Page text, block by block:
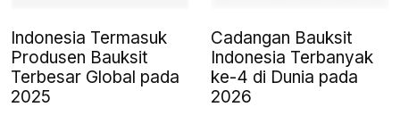
Indonesia Termasuk
Produsen Bauksit
Terbesar Global pada
2025
Cadangan Bauksit
Indonesia Terbanyak
ke-4 di Dunia pada
2026